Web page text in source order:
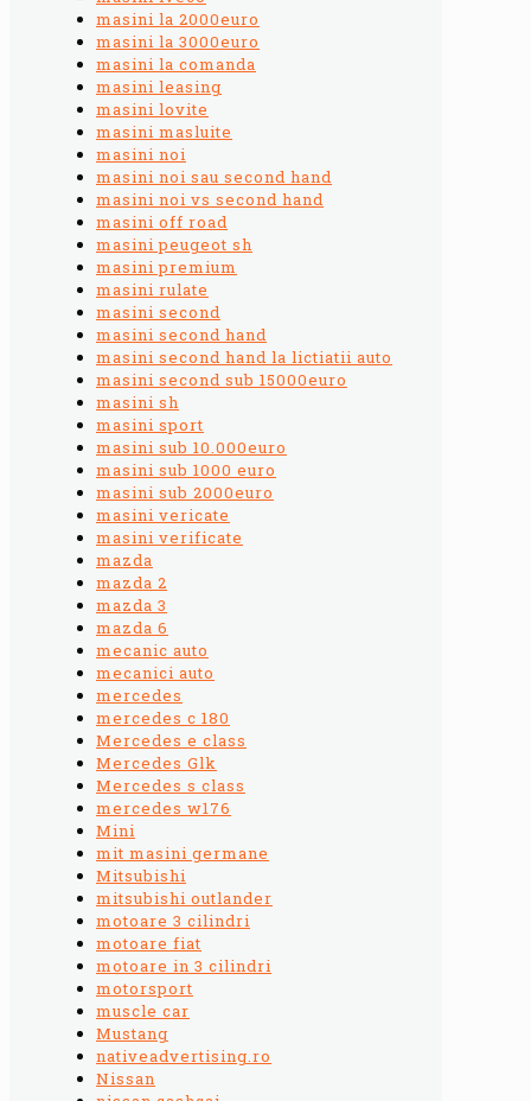
masini la 2000euro
masini la 3000euro
masini la comanda
masini leasing
masini lovite
masini masluite
masini noi
masini noi sau second hand
masini noi vs second hand
masini off road
masini peugeot sh
masini premium
masini rulate
masini second
masini second hand
masini second hand la lictiatii auto
masini second sub 15000euro
masini sh
masini sport
masini sub 10.000euro
masini sub 1000 euro
masini sub 2000euro
masini vericate
masini verificate
mazda
mazda 2
mazda 3
mazda 6
mecanic auto
mecanici auto
mercedes
mercedes c 180
Mercedes e class
Mercedes Glk
Mercedes s class
mercedes w176
Mini
mit masini germane
Mitsubishi
mitsubishi outlander
motoare 3 cilindri
motoare fiat
motoare in 3 cilindri
motorsport
muscle car
Mustang
nativeadvertising.ro
Nissan